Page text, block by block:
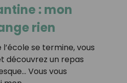
: mon
rien
se termine, vous
découvrez un repas
Vous vous